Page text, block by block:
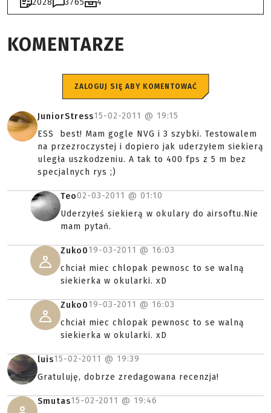
KOMENTARZE
ZALOGUJ SIĘ ABY KOMENTOWAĆ
JuniorStress15-02-2011 @ 19:15
ESS best! Mam gogle NVG i 3 szybki. Testowalem
na przezroczystej i dopiero jak uderzyłem siekierą
uległa uszkodzeniu. A tak to 400 fps z 5 m bez
specjalnych rys ;)
Teo02-03-2011 @ 01:10
Uderzyłeś siekierą w okulary do airsoftu.Nie
mam pytań.
Zuko019-03-2011 @ 16:03
chciał miec chlopak pewnosc to se walną
siekierka w okularki. xD
Zuko019-03-2011 @ 16:03
chciał miec chlopak pewnosc to se walną
siekierka w okularki. xD
luis15-02-2011 @ 19:39
Gratuluję, dobrze zredagowana recenzja!
Smutas15-02-2011 @ 19:46